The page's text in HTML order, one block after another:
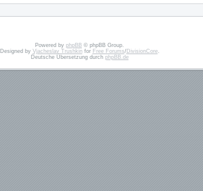
Powered by phpBB © phpBB Group.
Designed by Vjacheslav Trushkinfor Free Forums/DivisionCore.
Deutsche Übersetzung durch phpBB.de